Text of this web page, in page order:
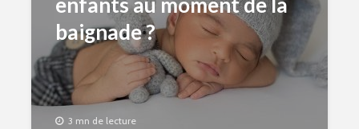
baignade ?
3 mn de lecture